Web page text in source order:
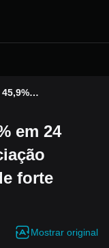
Q (QuackAI) oscila 45,9% em 24 horas: volume de negociação dispara acompanhado de forte volatilidade de preço
em 24
forte
Mostrar original